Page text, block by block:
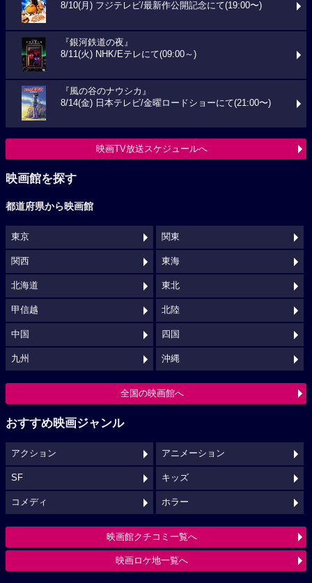
8/10(月) フジテレビ/最新作公開記念にて(19:00〜)
『銀河鉄道の夜』
8/11(火) NHK/Eテレにて(09:00～)
『風の谷のナウシカ』
8/14(金) 日本テレビ/金曜ロードショーにて(21:00〜)
映画TV放送スケジュールへ
映画館を探す
都道府県から映画館
東京 関東
関西 東海
北海道 東北
甲信越 北陸
中国 四国
九州 沖縄
全国の映画館へ
おすすめ映画ジャンル
アクション アニメーション
SF キッズ
コメディ ホラー
映画館クチコミ一覧へ
映画ロケ地一覧へ